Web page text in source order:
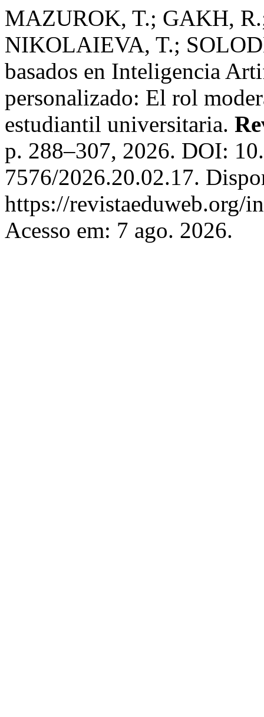
MAZUROK, T.; GAKH,
NIKOLAIEVA, T.;
basados en Inteligencia
personalizado: El rol
estudiantil universitaria.
p. 288–307, 2026. DOI:
7576/2026.20.02.17.
https://revistaeduweb.org/
Acesso em: 7 ago. 2026.